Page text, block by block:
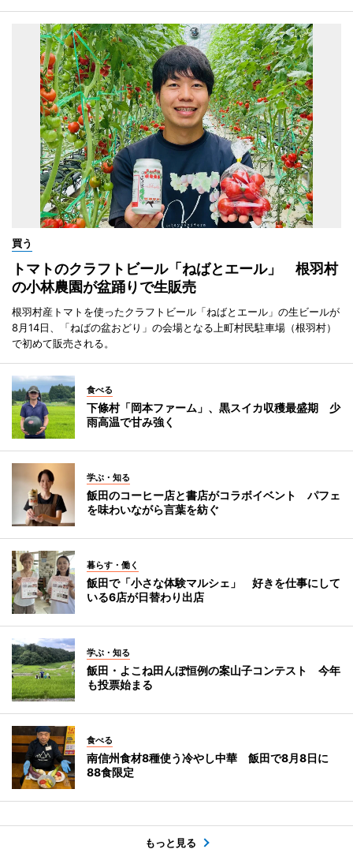
買う
トマトのクラフトビール「ねばとエール」 根羽村
の小林農園が盆踊りで生販売
根羽村産トマトを使ったクラフトビール「ねばとエール」の生ビールが
8月14日、「ねばの盆おどり」の会場となる上町村民駐車場（根羽村）
で初めて販売される。
食べる
下條村「岡本ファーム」、黒スイカ収穫最盛期 少
雨高温で甘み強く
学ぶ・知る
飯田のコーヒー店と書店がコラボイベント パフェ
を味わいながら言葉を紡ぐ
暮らす・働く
飯田で「小さな体験マルシェ」 好きを仕事にして
いる6店が日替わり出店
学ぶ・知る
飯田・よこね田んぼ恒例の案山子コンテスト 今年
も投票始まる
食べる
南信州食材8種使う冷やし中華 飯田で8月8日に
88食限定
もっと見る